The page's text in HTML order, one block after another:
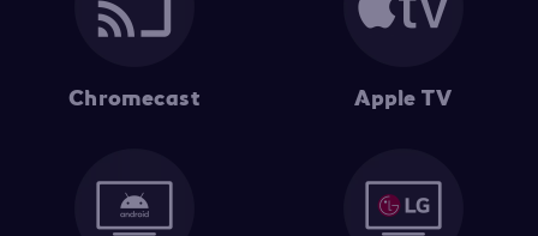
Chromecast Apple TV